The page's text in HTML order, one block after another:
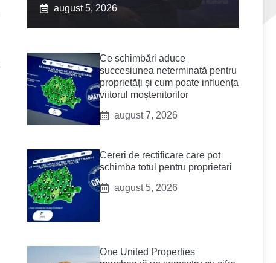
august 5, 2026
Ce schimbări aduce
succesiunea neterminată pentru
proprietăți și cum poate influența
viitorul moștenitorilor
august 7, 2026
Cereri de rectificare care pot
schimba totul pentru proprietari
august 5, 2026
One United Properties